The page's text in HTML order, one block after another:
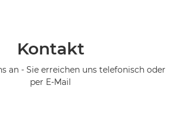
Kontakt
an - Sie erreichen uns telefonisch oder
per E-Mail